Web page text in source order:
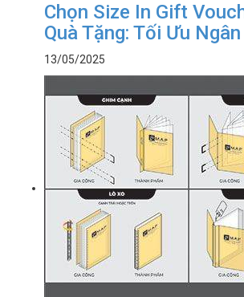
Chọn Size In Gift
Quà Tặng: Tối Ưu
13/05/2025